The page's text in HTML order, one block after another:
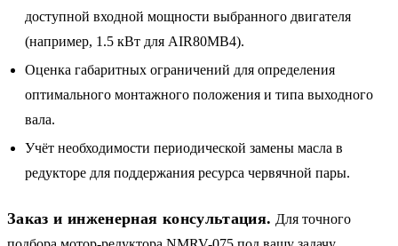
доступной входной мощности выбранного двигателя
(например, 1.5 кВт для AIR80MB4).
Оценка габаритных ограничений для определения
оптимального монтажного положения и типа выходного
вала.
Учёт необходимости периодической замены масла в
редукторе для поддержания ресурса червячной пары.
Заказ и инженерная консультация. Для точного